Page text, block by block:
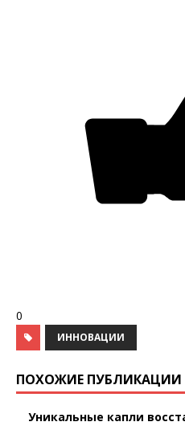
0
ИННОВАЦИИ
ПОХОЖИЕ ПУБЛИКАЦИИ
Уникальные капли